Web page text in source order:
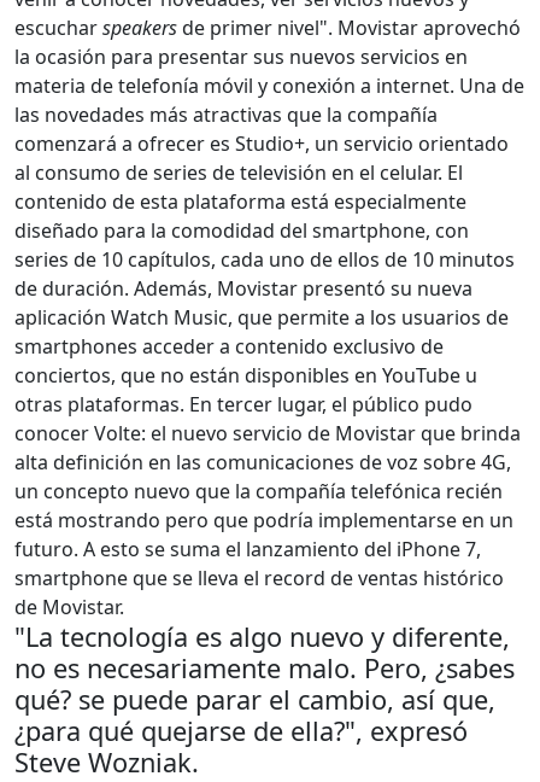
escucharspeakersde primer nivel". Movistar aprovechó
la ocasión para presentar sus nuevos servicios en
materia de telefonía móvil y conexión a internet. Una de
las novedades más atractivas que la compañía
comenzará a ofrecer es Studio+, un servicio orientado
al consumo de series de televisión en el celular. El
contenido de esta plataforma está especialmente
diseñado para la comodidad del smartphone, con
series de 10 capítulos, cada uno de ellos de 10 minutos
de duración. Además, Movistar presentó su nueva
aplicación Watch Music, que permite a los usuarios de
smartphones acceder a contenido exclusivo de
conciertos, que no están disponibles en YouTube u
otras plataformas. En tercer lugar, el público pudo
conocer Volte: el nuevo servicio de Movistar que brinda
alta definición en las comunicaciones de voz sobre 4G,
un concepto nuevo que la compañía telefónica recién
está mostrando pero que podría implementarse en un
futuro. A esto se suma el lanzamiento del iPhone 7,
smartphone que se lleva el record de ventas histórico
de Movistar.
"La tecnología es algo nuevo y diferente,
no es necesariamente malo. Pero, ¿sabes
qué? se puede parar el cambio, así que,
¿para qué quejarse de ella?", expresó
Steve Wozniak.